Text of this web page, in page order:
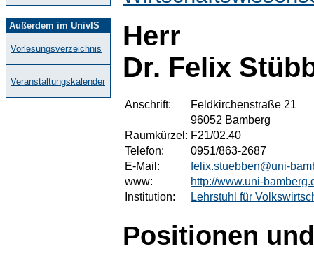
Außerdem im UnivIS
Vorlesungsverzeichnis
Veranstaltungskalender
Herr
Dr. Felix
Anschrift:
Feldkirchenstraße 21
96052 Bamberg
Raumkürzel: F21/02.40
Telefon:
0951/863-2687
E-Mail:
felix.stuebben@uni-
www:
http://www.uni-
Institution:
Lehrstuhl für
Positionen